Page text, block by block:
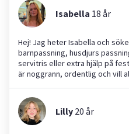
Isabella 18 år
Hej! Jag heter Isabella och
barnpassning, husdjurs
servitris eller extra hjälp på
är noggrann, ordentlig och vill
av att ta hand om och gå ut
servitris på ett café och jag har
massa små kusiner som jag har
Lilly 20 år